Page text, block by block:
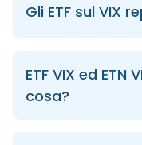
Gli ETF sul VIX
ETF VIX ed ETN
cosa?